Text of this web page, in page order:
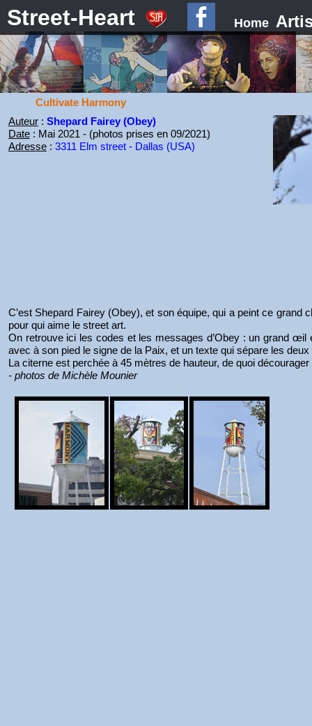
Street-Heart Home
Cultivate Harmony
Auteur: Shepard Fairey (Obey)
Date: Mai 2021 - (photos prises en 09/2021)
Adresse: 3311 Elm street - Dallas (USA)
C’est Shepard Fairey (Obey), et son équipe, qui a peint ce grand
pour qui aime le street art.
On retrouve ici les codes et les messages d’Obey : un grand
avec à son pied le signe de la Paix, et un texte qui sépare les
La citerne est perchée à 45 mètres de hauteur, de quoi
- photos de Michèle Mounier